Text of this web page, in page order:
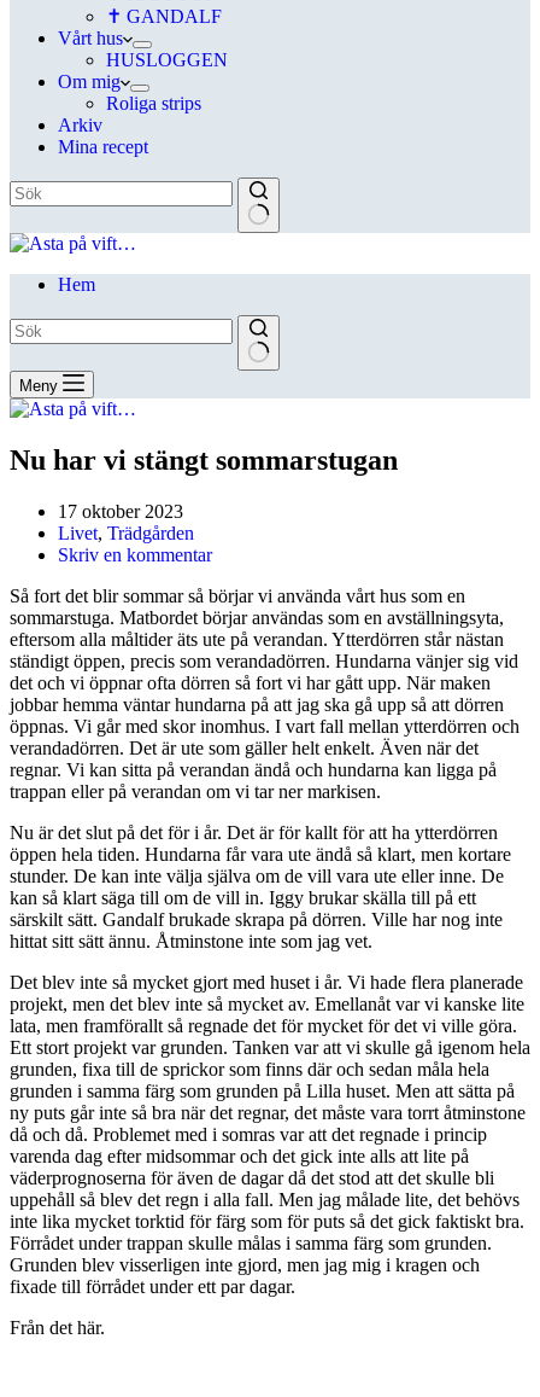
✝ GANDALF
Vårt hus
HUSLOGGEN
Om mig
Roliga strips
Arkiv
Mina recept
Hem
Meny
Nu har vi stängt sommarstugan
17 oktober 2023
Livet, Trädgården
Skriv en kommentar
Så fort det blir sommar så börjar vi använda vårt hus som en
sommarstuga. Matbordet börjar användas som en avställningsyta,
eftersom alla måltider äts ute på verandan. Ytterdörren står nästan
ständigt öppen, precis som verandadörren. Hundarna vänjer sig vid
det och vi öppnar ofta dörren så fort vi har gått upp. När maken
jobbar hemma väntar hundarna på att jag ska gå upp så att dörren
öppnas. Vi går med skor inomhus. I vart fall mellan ytterdörren och
verandadörren. Det är ute som gäller helt enkelt. Även när det
regnar. Vi kan sitta på verandan ändå och hundarna kan ligga på
trappan eller på verandan om vi tar ner markisen.
Nu är det slut på det för i år. Det är för kallt för att ha ytterdörren
öppen hela tiden. Hundarna får vara ute ändå så klart, men kortare
stunder. De kan inte välja själva om de vill vara ute eller inne. De
kan så klart säga till om de vill in. Iggy brukar skälla till på ett
särskilt sätt. Gandalf brukade skrapa på dörren. Ville har nog inte
hittat sitt sätt ännu. Åtminstone inte som jag vet.
Det blev inte så mycket gjort med huset i år. Vi hade flera planerade
projekt, men det blev inte så mycket av. Emellanåt var vi kanske lite
lata, men framförallt så regnade det för mycket för det vi ville göra.
Ett stort projekt var grunden. Tanken var att vi skulle gå igenom hela
grunden, fixa till de sprickor som finns där och sedan måla hela
grunden i samma färg som grunden på Lilla huset. Men att sätta på
ny puts går inte så bra när det regnar, det måste vara torrt åtminstone
då och då. Problemet med i somras var att det regnade i princip
varenda dag efter midsommar och det gick inte alls att lite på
väderprognoserna för även de dagar då det stod att det skulle bli
uppehåll så blev det regn i alla fall. Men jag målade lite, det behövs
inte lika mycket torktid för färg som för puts så det gick faktiskt bra.
Förrådet under trappan skulle målas i samma färg som grunden.
Grunden blev visserligen inte gjord, men jag mig i kragen och
fixade till förrådet under ett par dagar.
Från det här.